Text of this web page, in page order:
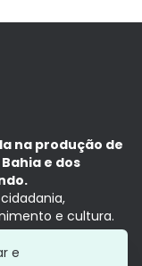
na produção de
e dos
e cultura.
presente,
e